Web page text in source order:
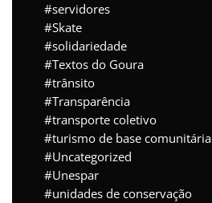
servidores
Skate
solidariedade
Textos do Goura
trânsito
Transparência
transporte coletivo
turismo de base comunitária
Uncategorized
Unespar
unidades de conservação